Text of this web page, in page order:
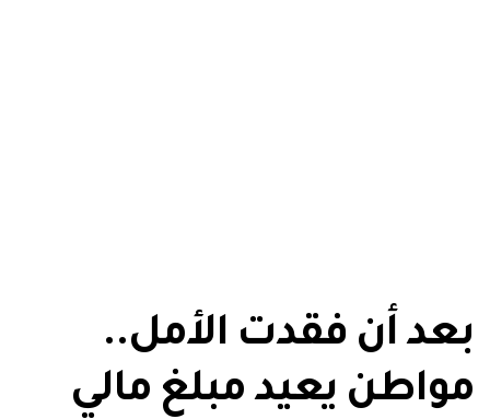
بعد أن فقدت الأمل..
مواطن يعيد مبلغ مالي